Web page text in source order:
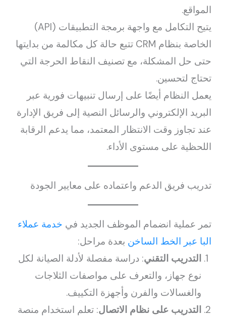
المواقع.
يتيح التكامل مع واجهة برمجة التطبيقات (API)
الخاصة بنظام CRM تتبع حالة كل مكالمة من بدايتها
حتى حل المشكلة، مع تصنيف النقاط الحرجة التي
تحتاج لتحسين.
يعمل النظام أيضًا على إرسال تنبيهات فورية عبر
البريد الإلكتروني والرسائل النصية إلى فريق الإدارة
عند تجاوز وقت الانتظار المعتمد، مما يدعم الرقابة
اللحظية على مستوى الأداء.
تدريب فريق الدعم واعتماده على معايير الجودة
تمر عملية انضمام الموظف الجديد في خدمة عملاء
البا عبر الخط الساخن بعدة مراحل:
التدريب التقني: دراسة مفصلة لأدلة الصيانة لكل
نوع جهاز، والتعرف على مواصفات الثلاجات
والغسالات والفرن وأجهزة التكييف.
التدريب على نظام الاتصال: تعلم استخدام منصة